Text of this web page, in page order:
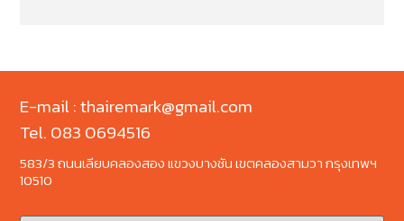
E-mail : thairemark@gmail.com
Tel. 083 0694516
583/3 ถนนเลียบคลองสอง แขวงบางชัน เขตคลองสามวา กรุงเทพฯ
10510